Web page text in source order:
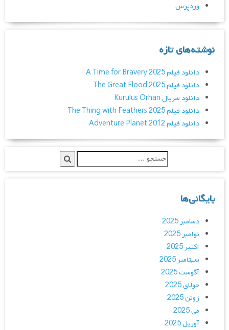
وردپرس
نوشته‌های تازه
دانلود فیلم A Time for Bravery 2025
دانلود فیلم The Great Flood 2025
دانلود سریال Kurulus Orhan
دانلود فیلم The Thing with Feathers 2025
دانلود فیلم Adventure Planet 2012
بایگانی‌ها
دسامبر 2025
نوامبر 2025
اکتبر 2025
سپتامبر 2025
آگوست 2025
جولای 2025
ژوئن 2025
می 2025
آوریل 2025